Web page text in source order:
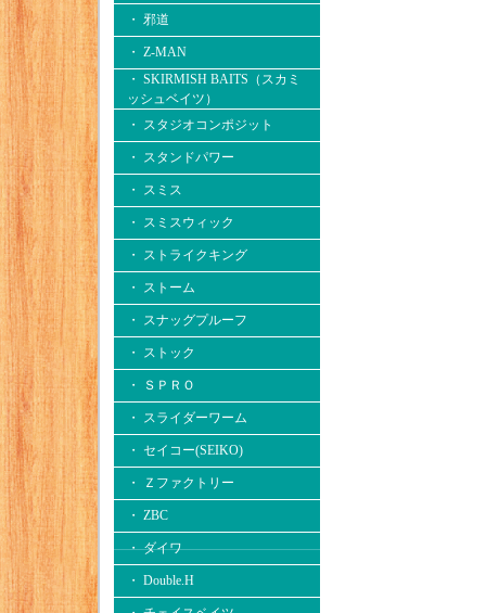
・ 邪道
・ Z-MAN
・ SKIRMISH BAITS（スカミ
ッシュベイツ）
・ スタジオコンポジット
・ スタンドパワー
・ スミス
・ スミスウィック
・ ストライクキング
・ ストーム
・ スナッグプルーフ
・ ストック
・ ＳＰＲＯ
・ スライダーワーム
・ セイコー(SEIKO)
・ Ｚファクトリー
・ ZBC
・ ダイワ
・ Double.H